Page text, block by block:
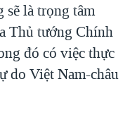
sẽ là trọng tâm
Thủ tướng Chính
đó có việc thực
do Việt Nam-châu